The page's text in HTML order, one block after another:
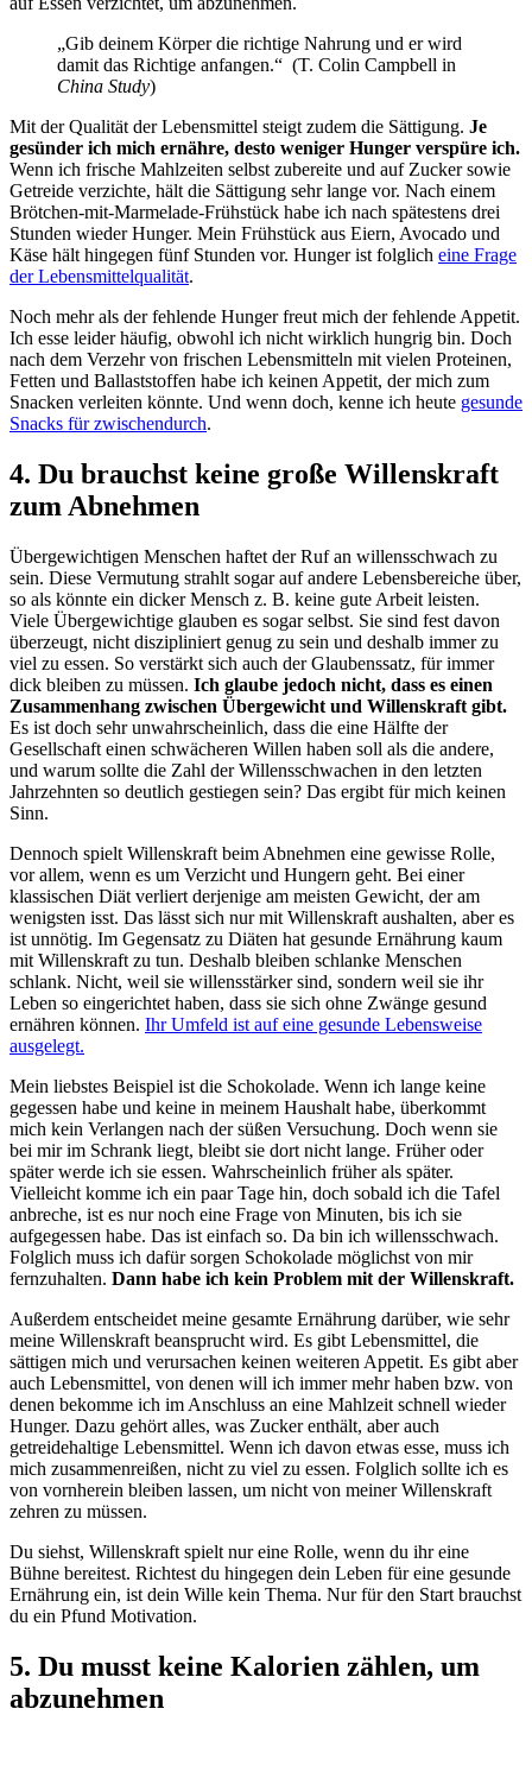
„Gib deinem Körper die richtige Nahrung und er wird
damit das Richtige anfangen.“ (T. Colin Campbell in
China Study)
Mit der Qualität der Lebensmittel steigt zudem die Sättigung. Je
gesünder ich mich ernähre, desto weniger Hunger verspüre ich.
Wenn ich frische Mahlzeiten selbst zubereite und auf Zucker sowie
Getreide verzichte, hält die Sättigung sehr lange vor. Nach einem
Brötchen-mit-Marmelade-Frühstück habe ich nach spätestens drei
Stunden wieder Hunger. Mein Frühstück aus Eiern, Avocado und
Käse hält hingegen fünf Stunden vor. Hunger ist folglich eine Frage
der Lebensmittelqualität.
Noch mehr als der fehlende Hunger freut mich der fehlende Appetit.
Ich esse leider häufig, obwohl ich nicht wirklich hungrig bin. Doch
nach dem Verzehr von frischen Lebensmitteln mit vielen Proteinen,
Fetten und Ballaststoffen habe ich keinen Appetit, der mich zum
Snacken verleiten könnte. Und wenn doch, kenne ich heute gesunde
Snacks für zwischendurch.
4. Du brauchst keine große Willenskraft
zum Abnehmen
Übergewichtigen Menschen haftet der Ruf an willensschwach zu
sein. Diese Vermutung strahlt sogar auf andere Lebensbereiche über,
so als könnte ein dicker Mensch z. B. keine gute Arbeit leisten.
Viele Übergewichtige glauben es sogar selbst. Sie sind fest davon
überzeugt, nicht diszipliniert genug zu sein und deshalb immer zu
viel zu essen. So verstärkt sich auch der Glaubenssatz, für immer
dick bleiben zu müssen. Ich glaube jedoch nicht, dass es einen
Zusammenhang zwischen Übergewicht und Willenskraft gibt.
Es ist doch sehr unwahrscheinlich, dass die eine Hälfte der
Gesellschaft einen schwächeren Willen haben soll als die andere,
und warum sollte die Zahl der Willensschwachen in den letzten
Jahrzehnten so deutlich gestiegen sein? Das ergibt für mich keinen
Sinn.
Dennoch spielt Willenskraft beim Abnehmen eine gewisse Rolle,
vor allem, wenn es um Verzicht und Hungern geht. Bei einer
klassischen Diät verliert derjenige am meisten Gewicht, der am
wenigsten isst. Das lässt sich nur mit Willenskraft aushalten, aber es
ist unnötig. Im Gegensatz zu Diäten hat gesunde Ernährung kaum
mit Willenskraft zu tun. Deshalb bleiben schlanke Menschen
schlank. Nicht, weil sie willensstärker sind, sondern weil sie ihr
Leben so eingerichtet haben, dass sie sich ohne Zwänge gesund
ernähren können. Ihr Umfeld ist auf eine gesunde Lebensweise
ausgelegt.
Mein liebstes Beispiel ist die Schokolade. Wenn ich lange keine
gegessen habe und keine in meinem Haushalt habe, überkommt
mich kein Verlangen nach der süßen Versuchung. Doch wenn sie
bei mir im Schrank liegt, bleibt sie dort nicht lange. Früher oder
später werde ich sie essen. Wahrscheinlich früher als später.
Vielleicht komme ich ein paar Tage hin, doch sobald ich die Tafel
anbreche, ist es nur noch eine Frage von Minuten, bis ich sie
aufgegessen habe. Das ist einfach so. Da bin ich willensschwach.
Folglich muss ich dafür sorgen Schokolade möglichst von mir
fernzuhalten. Dann habe ich kein Problem mit der Willenskraft.
Außerdem entscheidet meine gesamte Ernährung darüber, wie sehr
meine Willenskraft beansprucht wird. Es gibt Lebensmittel, die
sättigen mich und verursachen keinen weiteren Appetit. Es gibt aber
auch Lebensmittel, von denen will ich immer mehr haben bzw. von
denen bekomme ich im Anschluss an eine Mahlzeit schnell wieder
Hunger. Dazu gehört alles, was Zucker enthält, aber auch
getreidehaltige Lebensmittel. Wenn ich davon etwas esse, muss ich
mich zusammenreißen, nicht zu viel zu essen. Folglich sollte ich es
von vornherein bleiben lassen, um nicht von meiner Willenskraft
zehren zu müssen.
Du siehst, Willenskraft spielt nur eine Rolle, wenn du ihr eine
Bühne bereitest. Richtest du hingegen dein Leben für eine gesunde
Ernährung ein, ist dein Wille kein Thema. Nur für den Start brauchst
du ein Pfund Motivation.
5. Du musst keine Kalorien zählen, um
abzunehmen